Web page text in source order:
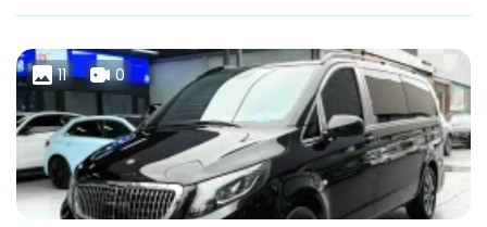
11 0